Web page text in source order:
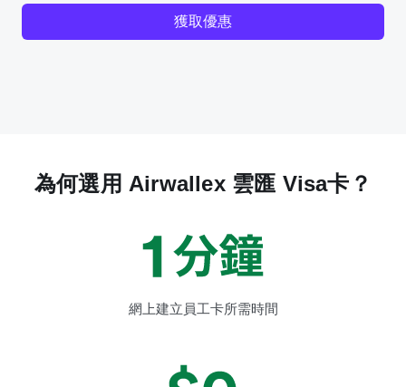
獲取優惠
為何選用 Airwallex 雲匯 Visa卡？
網上建立員工卡所需時間